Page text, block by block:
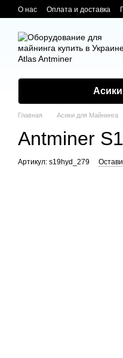
Перейти к основному
О нас Оплата и доставка
Главная Асики для Майнинга
Antminer
Артикул: s19hyd_279